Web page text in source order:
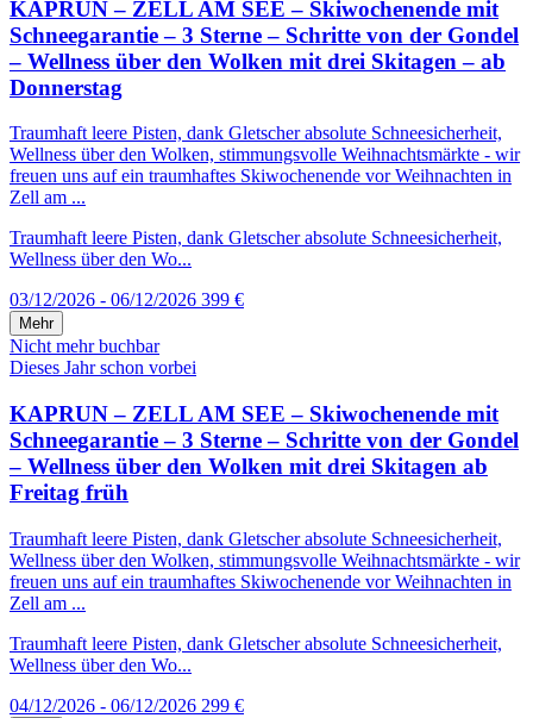
KAPRUN – ZELL AM SEE – Skiwochenende mit
Schneegarantie – 3 Sterne – Schritte von der Gondel
– Wellness über den Wolken mit drei Skitagen – ab
Donnerstag
Traumhaft leere Pisten, dank Gletscher absolute Schneesicherheit,
Wellness über den Wolken, stimmungsvolle Weihnachtsmärkte - wir
freuen uns auf ein traumhaftes Skiwochenende vor Weihnachten in
Zell am ...
Traumhaft leere Pisten, dank Gletscher absolute Schneesicherheit,
Wellness über den Wo...
03/12/2026 - 06/12/2026 399 €
Mehr
Nicht mehr buchbar
Dieses Jahr schon vorbei
KAPRUN – ZELL AM SEE – Skiwochenende mit
Schneegarantie – 3 Sterne – Schritte von der Gondel
– Wellness über den Wolken mit drei Skitagen ab
Freitag früh
Traumhaft leere Pisten, dank Gletscher absolute Schneesicherheit,
Wellness über den Wolken, stimmungsvolle Weihnachtsmärkte - wir
freuen uns auf ein traumhaftes Skiwochenende vor Weihnachten in
Zell am ...
Traumhaft leere Pisten, dank Gletscher absolute Schneesicherheit,
Wellness über den Wo...
04/12/2026 - 06/12/2026 299 €